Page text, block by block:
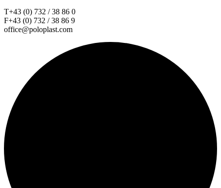
T+43 (0) 732 / 38 86 0
F+43 (0) 732 / 38 86 9
office@poloplast.com